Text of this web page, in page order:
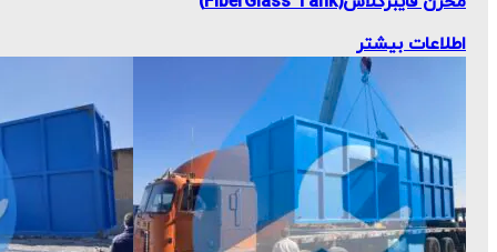
اطلاعات بیشتر